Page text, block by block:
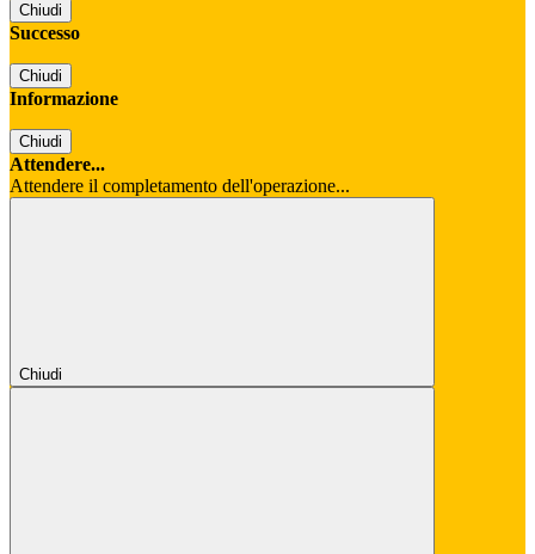
Chiudi
Successo
Chiudi
Informazione
Chiudi
Attendere...
Attendere il completamento dell'operazione...
Chiudi